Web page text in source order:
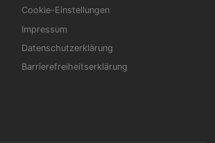
Cookie-Einstellungen
Impressum
Datenschutzerklärung
Barrierefreiheitserklärung